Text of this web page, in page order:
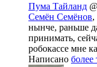
Пума Тайланд
Семён Семёнов,
нынче, раньше
принимать,
робокассе мне
Написано более